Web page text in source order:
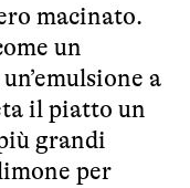
macinato.
un
a
il piatto un
grandi
per